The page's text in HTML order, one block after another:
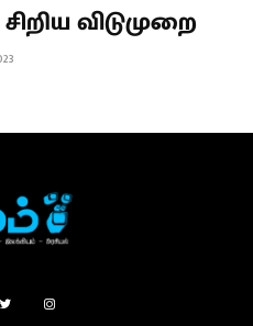
விடுமுறை